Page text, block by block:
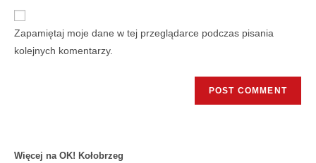
Zapamiętaj moje dane w tej przeglądarce podczas pisania
kolejnych komentarzy.
Więcej na OK! Kołobrzeg